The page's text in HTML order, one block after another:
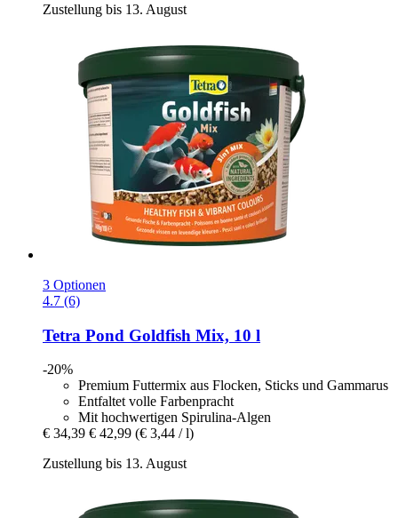
Zustellung bis 13. August
3 Optionen
4.7 (6)
Tetra Pond Goldfish Mix, 10 l
-20%
Premium Futtermix aus Flocken, Sticks und Gammarus
Entfaltet volle Farbenpracht
Mit hochwertigen Spirulina-Algen
€ 34,39 € 42,99 (€ 3,44 / l)
Zustellung bis 13. August